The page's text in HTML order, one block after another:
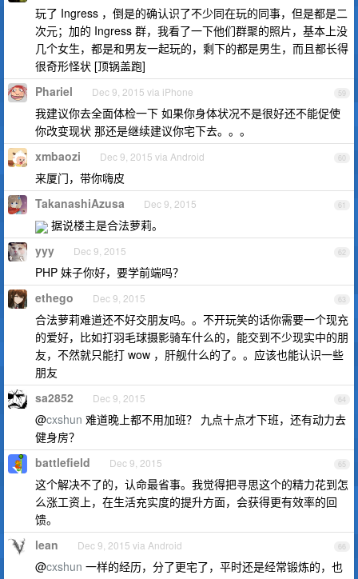
玩了 Ingress ，倒是的确认识了不少同在玩的同事，但是都是二
次元；加的 Ingress 群，我看了一下他们群聚的照片，基本上没
几个女生，都是和男友一起玩的，剩下的都是男生，而且都长得
很奇形怪状 [顶锅盖跑]
59
Phariel Dec 9, 2015 via iPhone
我建议你去全面体检一下 如果你身体状况不是很好还不能促使
你改变现状 那还是继续建议你宅下去。。。
60
xmbaozi Dec 9, 2015 via Android
来厦门，带你嗨皮
61
TakanashiAzusa Dec 9, 2015
据说楼主是合法萝莉。
62
yyy Dec 9, 2015
PHP 妹子你好，要学前端吗？
63
ethego Dec 9, 2015
合法萝莉难道还不好交朋友吗。。不开玩笑的话你需要一个现充
的爱好，比如打羽毛球摄影骑车什么的，能交到不少现实中的朋
友，不然就只能打 wow ，肝舰什么的了。。应该也能认识一些
朋友
64
sa2852 Dec 9, 2015
@cxshun 难道晚上都不用加班？ 九点十点才下班，还有动力去
健身房？
65
battlefield Dec 9, 2015
这个解决不了的，认命最省事。我觉得把寻思这个的精力花到怎
么涨工资上，在生活充实度的提升方面，会获得更有效率的回
馈。
66
lean Dec 9, 2015 via Android
@cxshun 一样的经历，分了更宅了，平时还是经常锻炼的，也